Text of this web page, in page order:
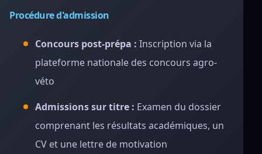
Procédure d'admission
Concours post-prépa : Inscription via la
plateforme nationale des concours agro-
véto
Admissions sur titre : Examen du dossier
comprenant les résultats académiques, un
CV et une lettre de motivation